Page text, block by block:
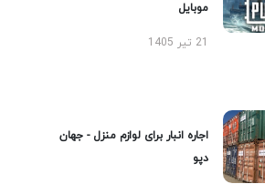
موبایل
21 تیر 1405
اجاره انبار برای لوازم منزل - جهان
دپو